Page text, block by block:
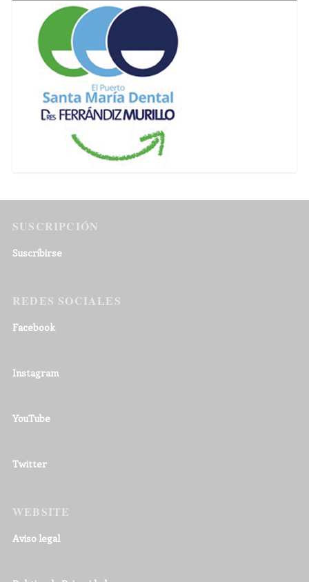
SUSCRIPCIÓN
Suscribirse
REDES SOCIALES
Facebook
Instagram
YouTube
Twitter
WEBSITE
Aviso legal